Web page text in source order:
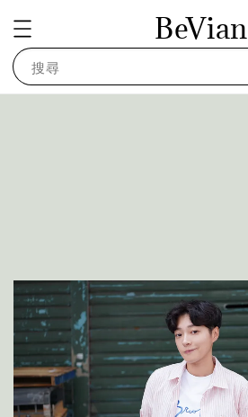
BeVian
搜尋